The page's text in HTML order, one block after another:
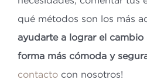
qué métodos son los más
ayudarte a lograr el cambio
forma más cómoda y
contactocon nosotros!